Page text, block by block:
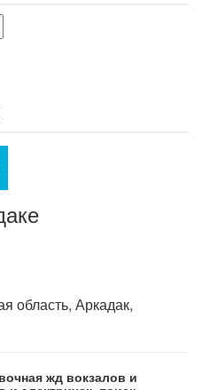
область, Аркадак,
жд вокзалов и